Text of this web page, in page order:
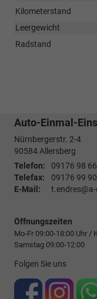
Kilometerstand
Leergewicht
Radstand
Auto-Einmal-
Nürnbergerstr. 2-4
90584Allersberg
Telefon:
09176 98
Telefax:
09176 99
E-Mail:
Öffnungszeiten
Mo-Fr 09:00-18:00 Uhr /
Samstag 09:00-12:00
Folgen Sie uns